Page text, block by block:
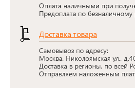
Оплата наличными при
Предоплата по безналичному
Доставка товара
Самовывоз по адресу:
Москва, Николоямская ул.,
Доставка в регионы, по всей
Отправляем наложенным